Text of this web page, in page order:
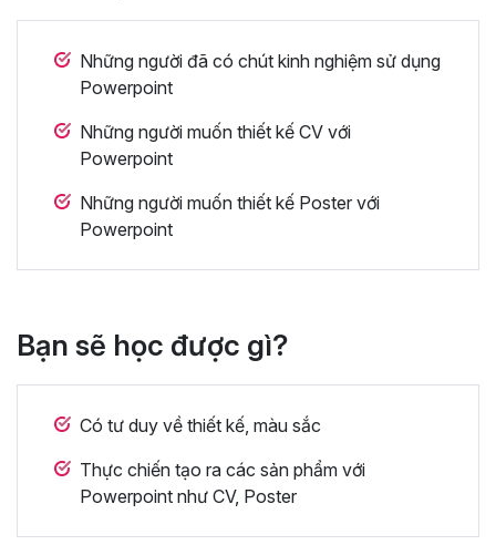
Những người đã có chút kinh nghiệm sử dụng
Powerpoint
Những người muốn thiết kế CV với
Powerpoint
Những người muốn thiết kế Poster với
Powerpoint
Bạn sẽ học được gì?
Có tư duy về thiết kế, màu sắc
Thực chiến tạo ra các sản phẩm với
Powerpoint như CV, Poster